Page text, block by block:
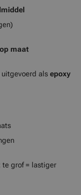
maat
uitgevoerd als epoxy
grof = lastiger